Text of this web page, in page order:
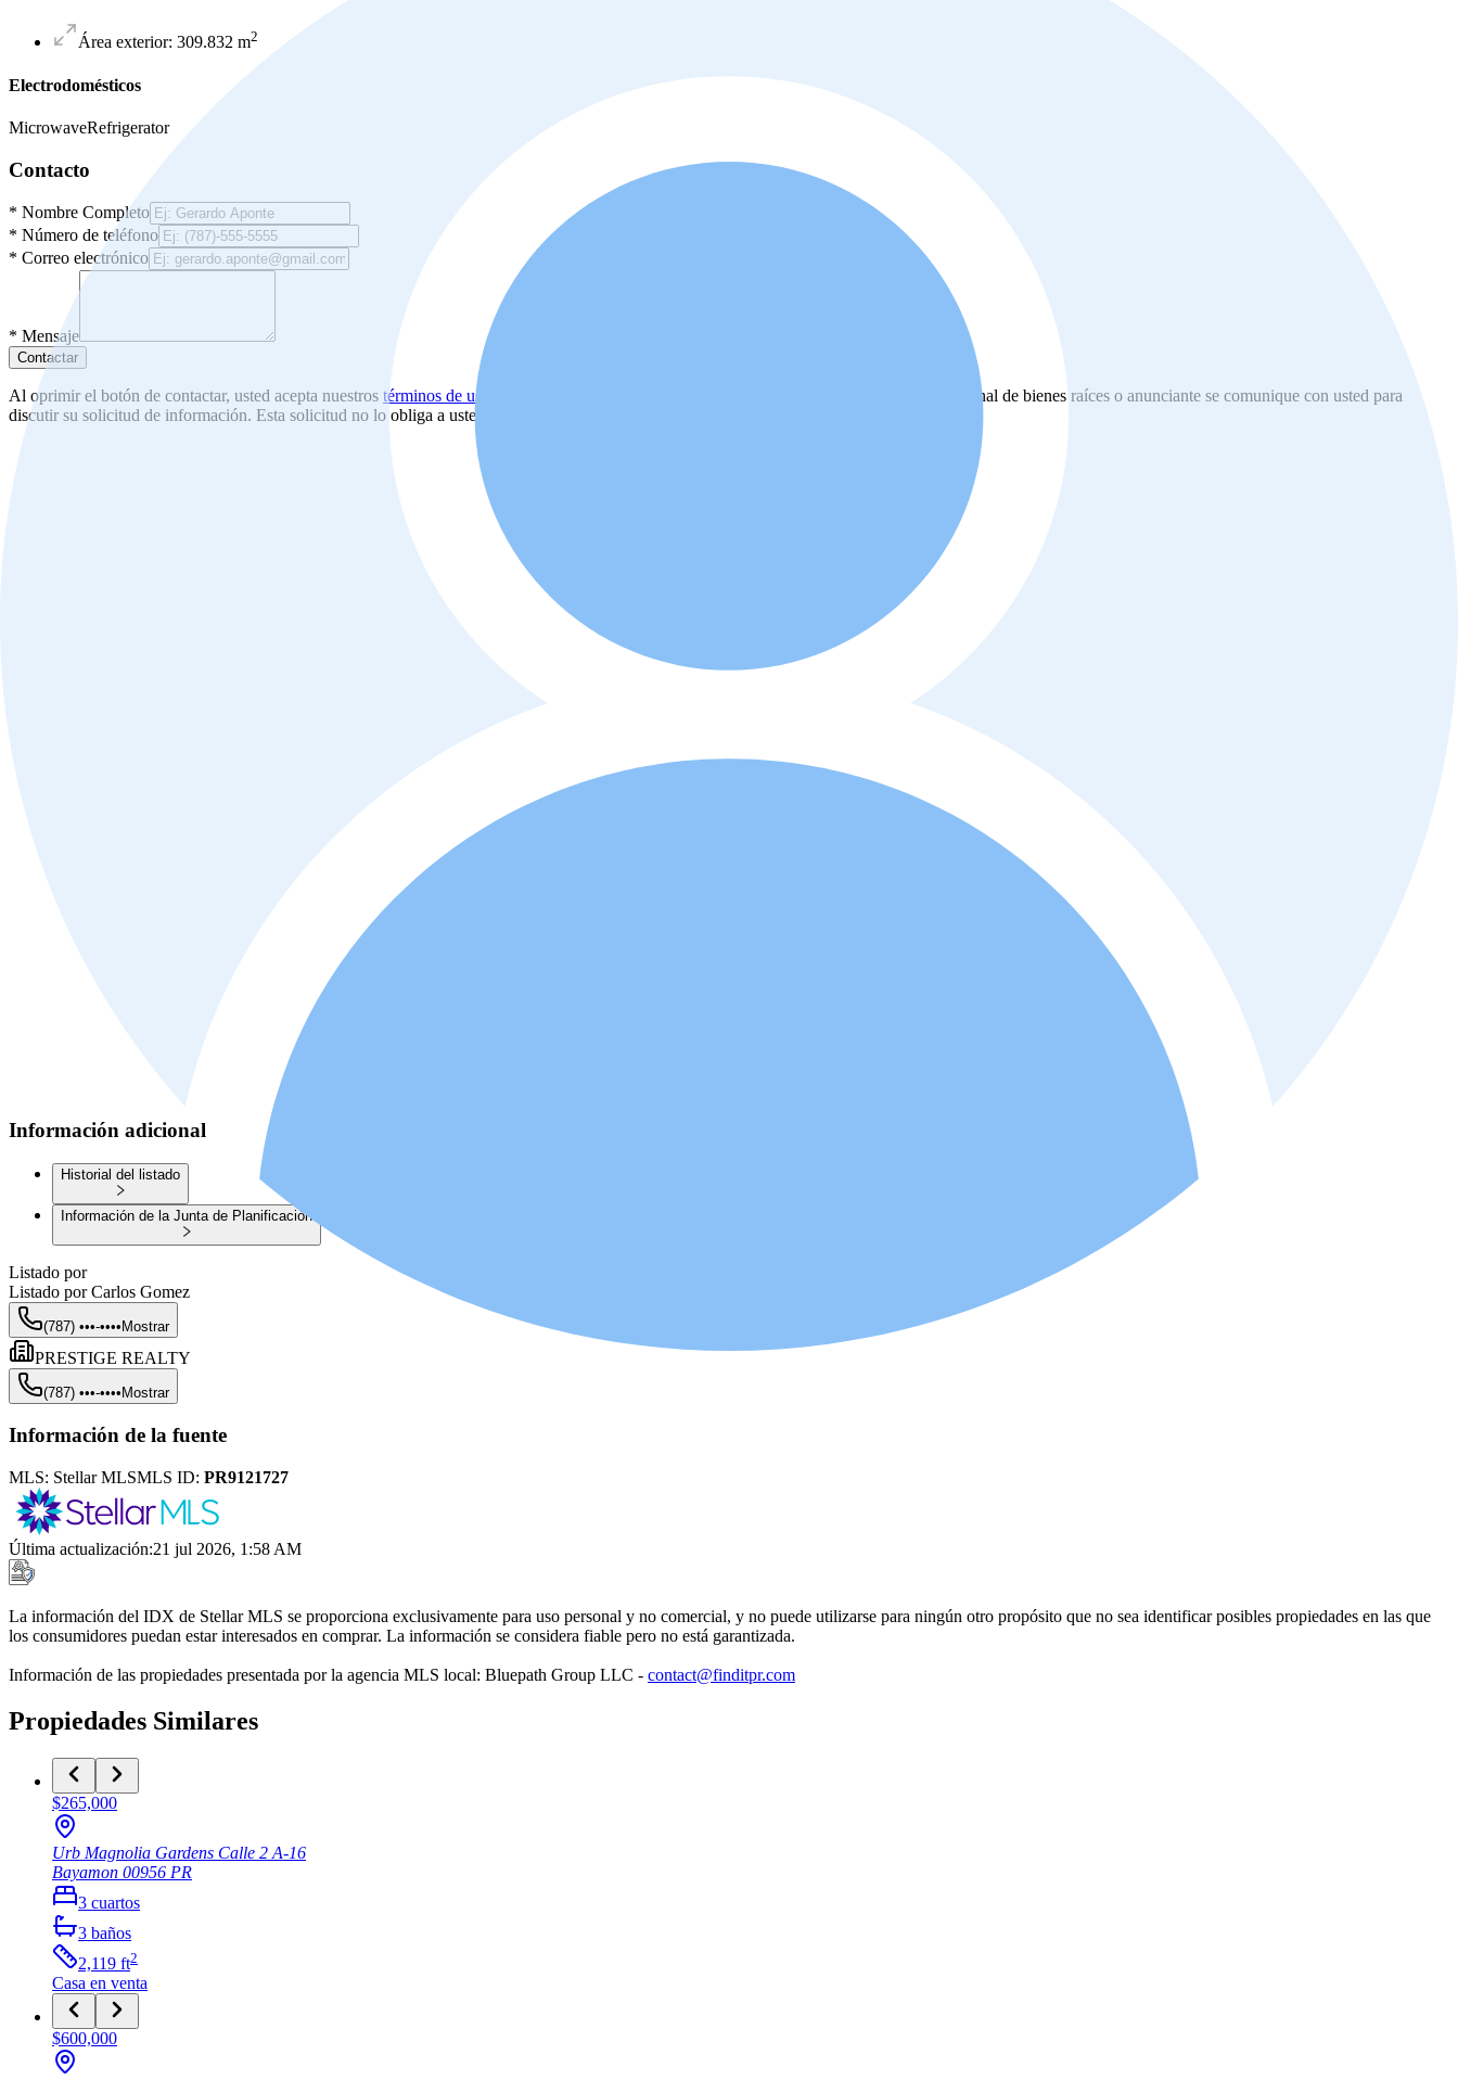
Área exterior: 309.832 m2
Electrodomésticos
MicrowaveRefrigerator
Contacto
* Nombre Completo
* Número de teléfono
* Correo electrónico
* Mensaje
Contactar
Al oprimir el botón de contactar, usted acepta nuestros términos de uso
. Además, usted está de acuerdo que el profesional de bienes raíces o anunciante se comunique con usted para
discutir su solicitud de información. Esta solicitud no lo obliga a usted a comprar o alquilar la propiedad.
Información adicional
Historial del listado
Información de la Junta de Planificación
Listado por
Listado por Carlos Gomez
(787) •••-•••• Mostrar
PRESTIGE REALTY
(787) •••-•••• Mostrar
Información de la fuente
MLS: Stellar MLSMLS ID: PR9121727
Última actualización:21 jul 2026, 1:58 AM
La información del IDX de Stellar MLS se proporciona exclusivamente para uso personal y no comercial, y no puede utilizarse para ningún otro propósito que no sea identificar posibles propiedades en las que
los consumidores puedan estar interesados en comprar. La información se considera fiable pero no está garantizada.
Información de las propiedades presentada por la agencia MLS local: Bluepath Group LLC - contact@finditpr.com
Propiedades Similares
$265,000
Urb Magnolia Gardens Calle 2 A-16
Bayamon 00956 PR
3 cuartos
3 baños
2,119 ft2
Casa en venta
$600,000